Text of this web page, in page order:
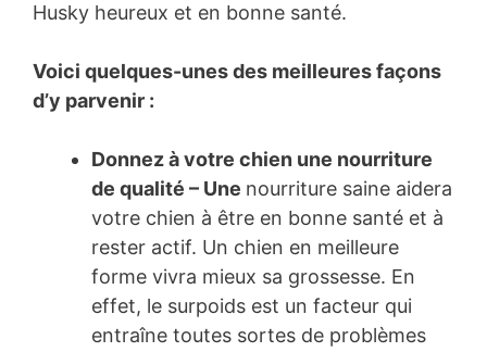
Husky heureux et en bonne santé.
Voici quelques-unes des meilleures façons
d’y parvenir :
Donnez à votre chien une nourriture
de qualité – Une nourriture saine aidera
votre chien à être en bonne santé et à
rester actif. Un chien en meilleure
forme vivra mieux sa grossesse. En
effet, le surpoids est un facteur qui
entraîne toutes sortes de problèmes